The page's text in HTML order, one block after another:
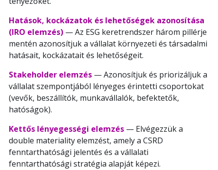
Hatások, kockázatok és lehetőségek azonosítása
(IRO elemzés) — Az ESG keretrendszer három pillérje
mentén azonosítjuk a vállalat környezeti és társadalmi
hatásait, kockázatait és lehetőségeit.
Stakeholder elemzés — Azonosítjuk és priorizáljuk a
vállalat szempontjából lényeges érintetti csoportokat
(vevők, beszállítók, munkavállalók, befektetők,
hatóságok).
Kettős lényegességi elemzés — Elvégezzük a
double materiality elemzést, amely a CSRD
fenntarthatósági jelentés és a vállalati
fenntarthatósági stratégia alapját képezi.